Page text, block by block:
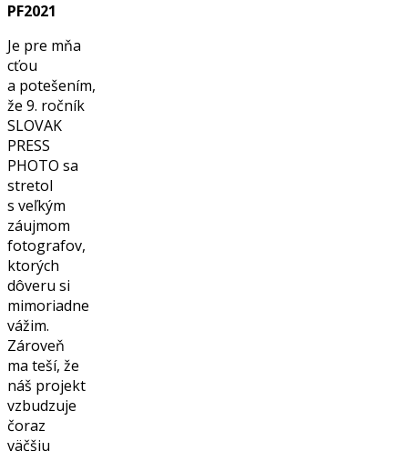
PF2021
Je pre mňa
cťou
a potešením,
že 9. ročník
SLOVAK
PRESS
PHOTO sa
stretol
s veľkým
záujmom
fotografov,
ktorých
dôveru si
mimoriadne
vážim.
Zároveň
ma teší, že
náš projekt
vzbudzuje
čoraz
väčšiu